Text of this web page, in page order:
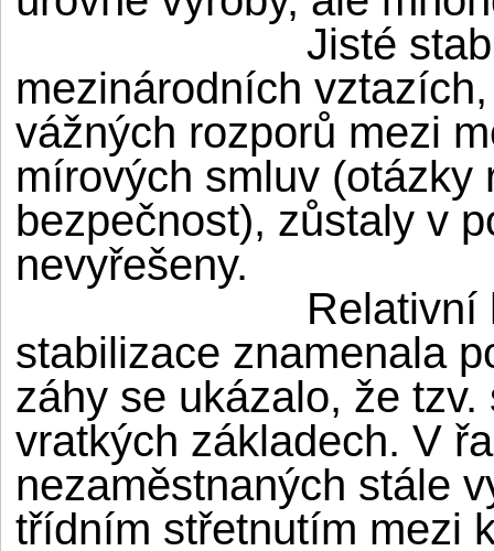
Jisté
mezinárodních
vážných rozporů mezi
mírových smluv (otázky
bezpečnost), zůstaly v
nevyřešeny.
Relativní
stabilizace znamenala
záhy se ukázalo, že
vratkých základech. V
nezaměstnaných stále
třídním střetnutím mezi